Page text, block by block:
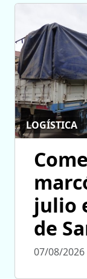
LOGÍSTICA
julio
de
07/08/2026